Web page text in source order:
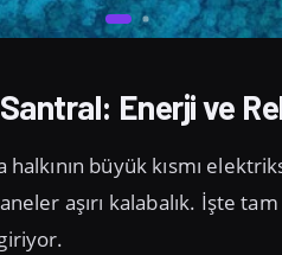
Enerji ve
büyük kısmı
aşırı kalabalık. İşte